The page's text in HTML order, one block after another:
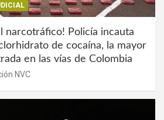
narcotráfico! Policía incauta
de cocaína, la mayor
en las vías de Colombia
NVC